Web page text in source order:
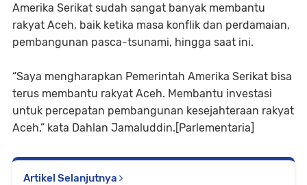
Amerika Serikat sudah sangat banyak membantu
rakyat Aceh, baik ketika masa konflik dan perdamaian,
pembangunan pasca-tsunami, hingga saat ini.
“Saya mengharapkan Pemerintah Amerika Serikat bisa
terus membantu rakyat Aceh. Membantu investasi
untuk percepatan pembangunan kesejahteraan rakyat
Aceh,” kata Dahlan Jamaluddin.[Parlementaria]
Artikel Selanjutnya